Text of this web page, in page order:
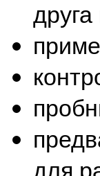
для